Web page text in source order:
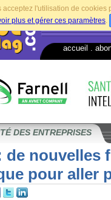
l'utilisation de
plus et gérer ces paramètres.
accueil
DES ENTREPRISES
de nouvelles
pour aller